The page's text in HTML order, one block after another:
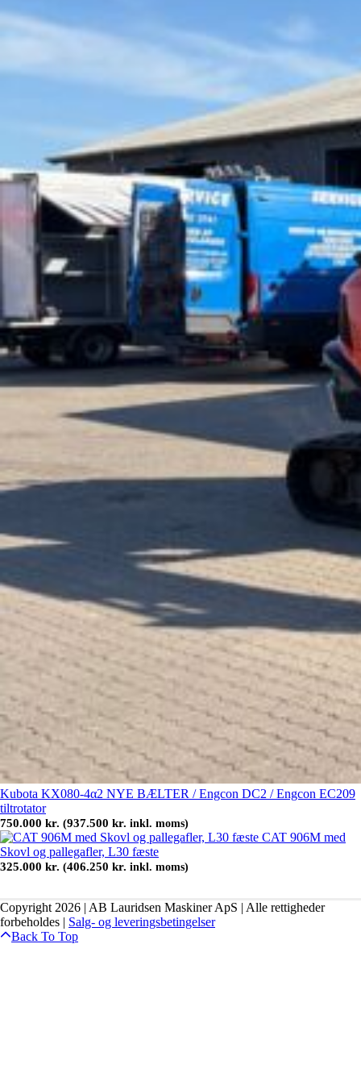
Kubota KX080-4α2 NYE BÆLTER / Engcon DC2 / Engcon EC209
tiltrotator
750.000 kr. (937.500 kr. inkl. moms)
CAT 906M med
Skovl og pallegafler, L30 fæste
325.000 kr. (406.250 kr. inkl. moms)
Copyright 2026 | AB Lauridsen Maskiner ApS | Alle rettigheder
forbeholdes | Salg- og leveringsbetingelser
Back To Top